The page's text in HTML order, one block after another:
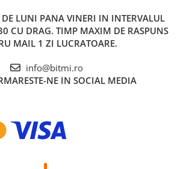
DE LUNI PANA VINERI IN INTERVALUL
CU DRAG. TIMP MAXIM DE RASPUNS
MAIL 1 ZI LUCRATOARE.
info@bitmi.ro
NE IN SOCIAL MEDIA